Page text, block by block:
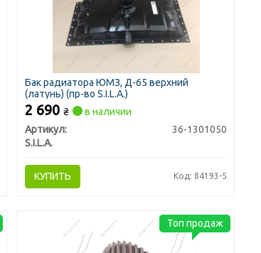
Бак радиатора ЮМЗ, Д-65 верхний
(латунь) (пр-во S.I.L.A.)
2 690₴
в наличии
Артикул:
36-1301050
S.I.L.A.
КУПИТЬ Код: 84193-5
Топ продаж